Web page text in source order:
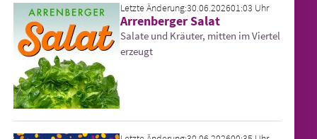
Letzte Änderung:30.06.202601:03 Uhr
Arrenberger Salat
Salate und Kräuter, mitten im Viertel
erzeugt